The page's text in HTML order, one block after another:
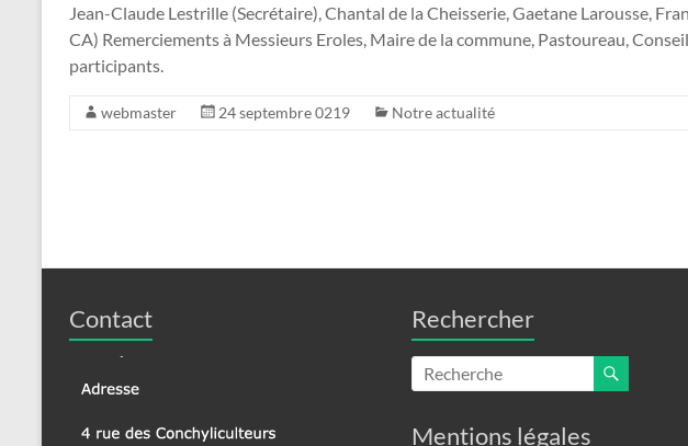
Jean-Claude Lestrille (Secrétaire), Chantal de la Cheisserie, Gaetane Larousse,
CA) Remerciements à Messieurs Eroles, Maire de la commune, Pastoureau,
participants.
webmaster 24 septembre 0219 Notre actualité
Contact Rechercher
Mentions légales